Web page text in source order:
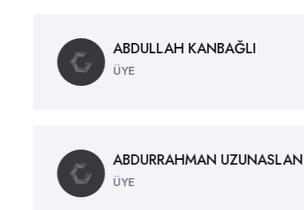
ABDULLAH KANBAĞLI
ÜYE
ABDURRAHMAN UZUNASLAN
ÜYE